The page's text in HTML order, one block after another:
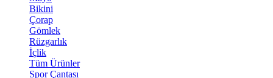
Bikini
Çorap
Gömlek
Rüzgarlık
İçlik
Tüm Ürünler
Spor Çantası